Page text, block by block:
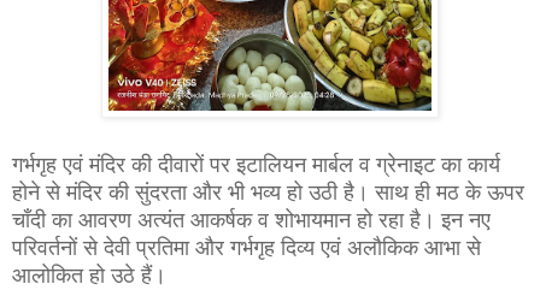
गर्भगृह एवं मंदिर की दीवारों पर इटालियन मार्बल व ग्रेनाइट का कार्य
होने से मंदिर की सुंदरता और भी भव्य हो उठी है। साथ ही मठ के ऊपर
चाँदी का आवरण अत्यंत आकर्षक व शोभायमान हो रहा है। इन नए
परिवर्तनों से देवी प्रतिमा और गर्भगृह दिव्य एवं अलौकिक आभा से
आलोकित हो उठे हैं।